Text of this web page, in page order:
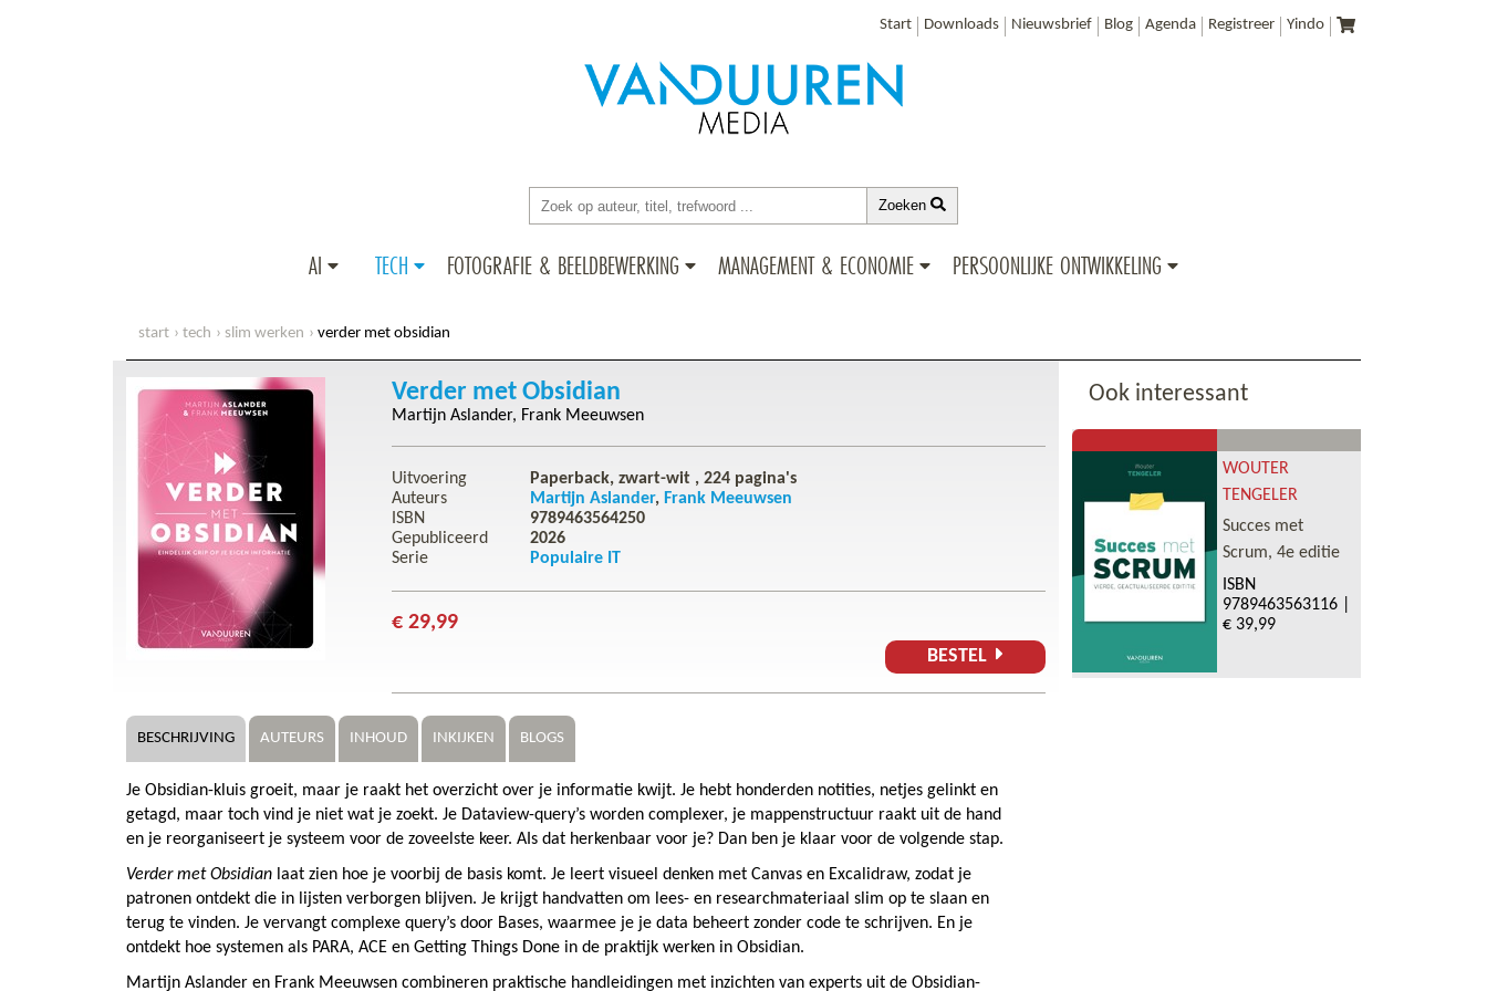
Start Downloads Nieuwsbrief Blog Agenda Registreer Yindo
Zoeken
AI TECH FOTOGRAFIE & BEELDBEWERKING MANAGEMENT & ECONOMIE PERSOONLIJKE ONTWIKKELING
start tech slim werken verder met obsidian
Verder met Obsidian
Martijn Aslander Frank Meeuwsen
Uitvoering Paperback, zwart-wit , 224 pagina's
Auteurs
Martijn Aslander
Frank Meeuwsen
ISBN
9789463564250
Gepubliceerd
2026
Serie
Populaire IT
€ 29,99
BESTEL
BESCHRIJVING AUTEURS INHOUD INKIJKEN BLOGS
Je Obsidian-kluis groeit, maar je raakt het overzicht over je informatie kwijt. Je hebt honderden notities, netjes gelinkt en
getagd, maar toch vind je niet wat je zoekt. Je Dataview-query’s worden complexer, je mappenstructuur raakt uit de hand
en je reorganiseert je systeem voor de zoveelste keer. AIs dat herkenbaar voor je? Dan ben je klaar voor de volgende stap.
Verder met Obsidian laat zien hoe je voorbij de basis komt. Je leert visueel denken met Canvas en Excalidraw, zodat je
patronen ontdekt die in lijsten verborgen blijven. Je krijgt handvatten om lees- en researchmateriaal slim op te slaan en
terug te vinden. Je vervangt complexe query’s door Bases, waarmee je je data beheert zonder code te schrijven. En je
ontdekt hoe systemen als PARA, ACE en Getting Things Done in de praktijk werken in Obsidian.
Martijn Aslander en Frank Meeuwsen combineren praktische handleidingen met inzichten van experts uit de Obsidian-
Ook interessant
WOUTER
TENGELER
Succes met
Scrum, 4e editie
ISBN
9789463563116|
€ 39,99